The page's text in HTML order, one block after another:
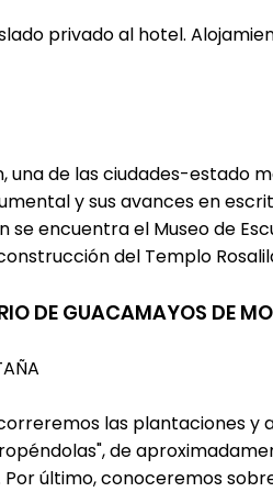
privado al hotel.
una de las ciudades-estado
y sus avances en
se encuentra el Museo de
del Templo
DE GUACAMAYOS DE
las plantaciones
de
último, conoceremos